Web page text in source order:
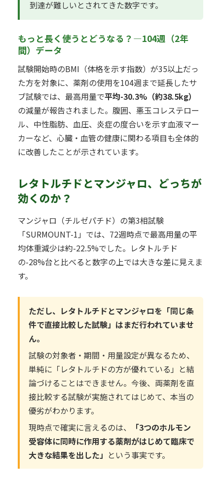
到達が難しいとされてきた数字です。
もっと長く使うとどうなる？—104週（2年
間）データ
試験開始時のBMI（体格を示す指数）が35以上だっ
た方を対象に、薬剤の使用を104週まで延長したサ
ブ試験では、最高用量で平均-30.3%（約38.5kg）
の減量が報告されました。腹囲、悪玉コレステロー
ル、中性脂肪、血圧、炎症の度合いを示す血液マー
カーなど、心臓・血管の健康に関わる項目も全体的
に改善したことが示されています。
レタトルチドとマンジャロ、どっちが
効くのか？
マンジャロ（チルゼパチド）の第3相試験
「SURMOUNT-1」では、72週時点で最高用量の平
均体重減少は約-22.5%でした。レタトルチド
の-28%台と比べると数字の上では大きな差に見えま
す。
ただし、レタトルチドとマンジャロを「同じ条
件で直接比較した試験」はまだ行われていませ
ん。
試験の対象者・期間・用量設定が異なるため、
単純に「レタトルチドの方が優れている」と結
論づけることはできません。今後、両薬剤を直
接比較する試験が実施されてはじめて、本当の
優劣がわかります。
現時点で確実に言えるのは、
「3つのホルモン
受容体に同時に作用する薬剤がはじめて臨床で
大きな結果を出した」 という事実です。